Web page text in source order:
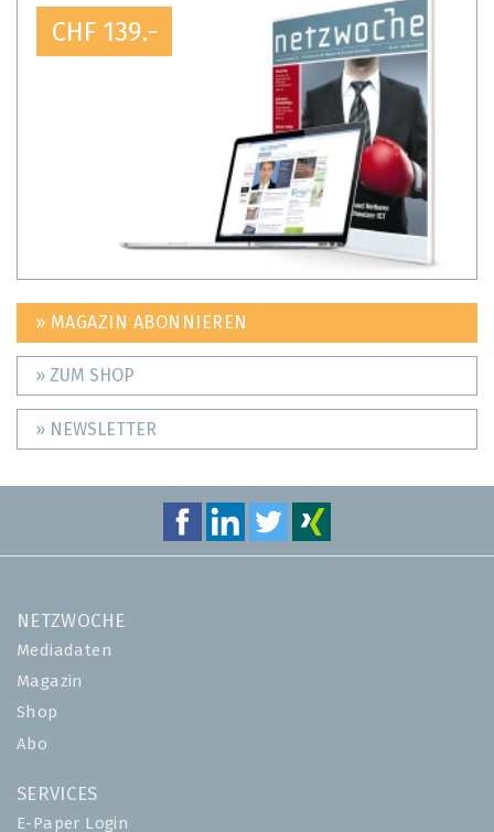
CHF 139.-
» MAGAZIN ABONNIEREN
» ZUM SHOP
» NEWSLETTER
NETZWOCHE
Mediadaten
Magazin
Shop
Abo
SERVICES
E-Paper Login